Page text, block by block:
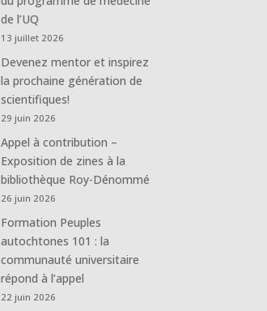
de l’UQ
13 juillet 2026
Devenez mentor et inspirez
la prochaine génération de
scientifiques!
29 juin 2026
Appel à contribution –
Exposition de zines à la
bibliothèque Roy-Dénommé
26 juin 2026
Formation Peuples
autochtones 101 : la
communauté universitaire
répond à l’appel
22 juin 2026